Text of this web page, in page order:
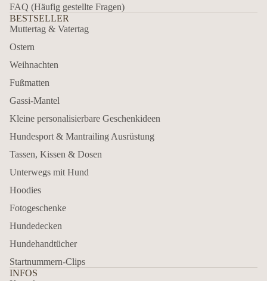
FAQ (Häufig gestellte Fragen)
BESTSELLER
Muttertag & Vatertag
Ostern
Weihnachten
Fußmatten
Gassi-Mantel
Kleine personalisierbare Geschenkideen
Hundesport & Mantrailing Ausrüstung
Tassen, Kissen & Dosen
Unterwegs mit Hund
Hoodies
Fotogeschenke
Hundedecken
Hundehandtücher
Startnummern-Clips
INFOS